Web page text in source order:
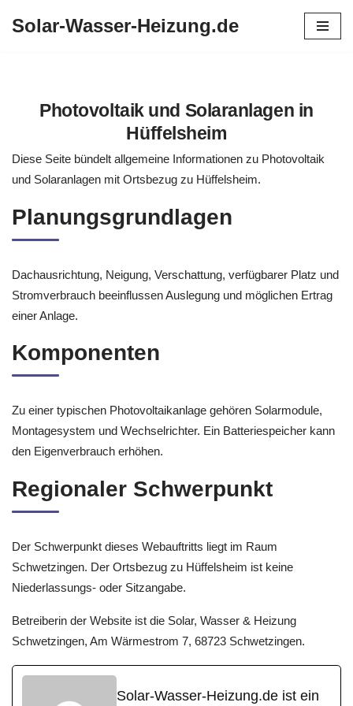
Solar-Wasser-Heizung.de
Photovoltaik und Solaranlagen in
Hüffelsheim
Diese Seite bündelt allgemeine Informationen zu Photovoltaik
und Solaranlagen mit Ortsbezug zu Hüffelsheim.
Planungsgrundlagen
Dachausrichtung, Neigung, Verschattung, verfügbarer Platz und
Stromverbrauch beeinflussen Auslegung und möglichen Ertrag
einer Anlage.
Komponenten
Zu einer typischen Photovoltaikanlage gehören Solarmodule,
Montagesystem und Wechselrichter. Ein Batteriespeicher kann
den Eigenverbrauch erhöhen.
Regionaler Schwerpunkt
Der Schwerpunkt dieses Webauftritts liegt im Raum
Schwetzingen. Der Ortsbezug zu Hüffelsheim ist keine
Niederlassungs- oder Sitzangabe.
Betreiberin der Website ist die Solar, Wasser & Heizung
Schwetzingen, Am Wärmestrom 7, 68723 Schwetzingen.
Solar-Wasser-Heizung.de ist ein